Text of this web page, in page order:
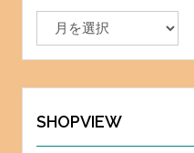
カ
SHOPVIEW